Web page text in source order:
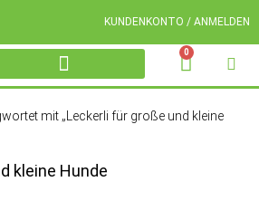
KUNDENKONTO / ANMELDEN
0
mit „Leckerli für große und kleine
kleine Hunde